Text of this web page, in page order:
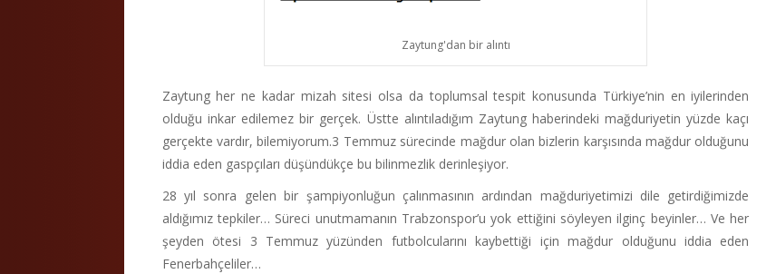
Zaytung'dan bir alıntı
Zaytung her ne kadar mizah sitesi olsa da toplumsal tespit konusunda Türkiye’nin en iyilerinden
olduğu inkar edilemez bir gerçek. Üstte alıntıladığım Zaytung haberindeki mağduriyetin yüzde kaçı
gerçekte vardır, bilemiyorum.3 Temmuz sürecinde mağdur olan bizlerin karşısında mağdur olduğunu
iddia eden gaspçıları düşündükçe bu bilinmezlik derinleşiyor.
28 yıl sonra gelen bir şampiyonluğun çalınmasının ardından mağduriyetimizi dile getirdiğimizde
aldığımız tepkiler… Süreci unutmamanın Trabzonspor’u yok ettiğini söyleyen ilginç beyinler… Ve her
şeyden ötesi 3 Temmuz yüzünden futbolcularını kaybettiği için mağdur olduğunu iddia eden
Fenerbahçeliler…